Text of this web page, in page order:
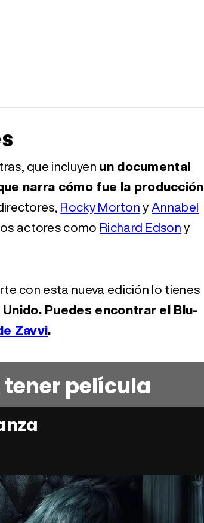
que incluyenun documental
narra cómo fue la producción
Rocky MortonyAnnabel
actores como Richard Edsony
con esta nueva edición lo tienes
Puedes encontrar el Blu-
Zavvi.
película